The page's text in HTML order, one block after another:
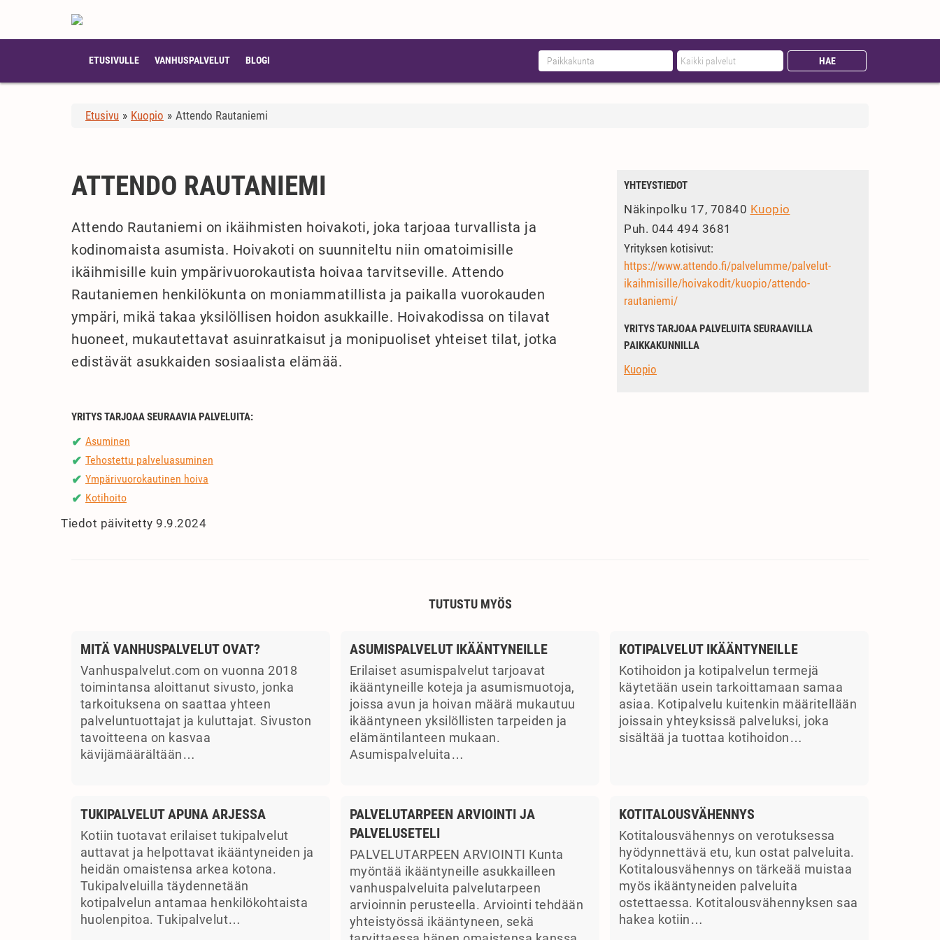
ETUSIVULLE VANHUSPALVELUT BLOGI
Etusivu » Kuopio » Attendo Rautaniemi
ATTENDO RAUTANIEMI
Attendo Rautaniemi on ikäihmisten hoivakoti, joka tarjoaa turvallista ja
kodinomaista asumista. Hoivakoti on suunniteltu niin omatoimisille
ikäihmisille kuin ympärivuorokautista hoivaa tarvitseville. Attendo
Rautaniemen henkilökunta on moniammatillista ja paikalla vuorokauden
ympäri, mikä takaa yksilöllisen hoidon asukkaille. Hoivakodissa on tilavat
huoneet, mukautettavat asuinratkaisut ja monipuoliset yhteiset tilat, jotka
edistävät asukkaiden sosiaalista elämää.
YRITYS TARJOAA SEURAAVIA PALVELUITA:
✔ Asuminen
✔ Tehostettu palveluasuminen
✔ Ympärivuorokautinen hoiva
✔ Kotihoito
Tiedot päivitetty 9.9.2024
YHTEYSTIEDOT
Näkinpolku 17, 70840 Kuopio
Puh. 044 494 3681
Yrityksen kotisivut:
https://www.attendo.fi/palvelumme/palvelut-
ikaihmisille/hoivakodit/kuopio/attendo-
rautaniemi/
YRITYS TARJOAA PALVELUITA SEURAAVILLA
PAIKKAKUNNILLA
Kuopio
TUTUSTU MYÖS
MITÄ VANHUSPALVELUT OVAT?
Vanhuspalvelut.com on vuonna 2018
toimintansa aloittanut sivusto, jonka
tarkoituksena on saattaa yhteen
palveluntuottajat ja kuluttajat. Sivuston
tavoitteena on kasvaa
kävijämäärältään…
ASUMISPALVELUT IKÄÄNTYNEILLE
Erilaiset asumispalvelut tarjoavat
ikääntyneille koteja ja asumismuotoja,
joissa avun ja hoivan määrä mukautuu
ikääntyneen yksilöllisten tarpeiden ja
elämäntilanteen mukaan.
Asumispalveluita…
KOTIPALVELUT IKÄÄNTYNEILLE
Kotihoidon ja kotipalvelun termejä
käytetään usein tarkoittamaan samaa
asiaa. Kotipalvelu kuitenkin määritellään
joissain yhteyksissä palveluksi, joka
sisältää ja tuottaa kotihoidon…
TUKIPALVELUT APUNA ARJESSA
Kotiin tuotavat erilaiset tukipalvelut
auttavat ja helpottavat ikääntyneiden ja
heidän omaistensa arkea kotona.
Tukipalveluilla täydennetään
kotipalvelun antamaa henkilökohtaista
huolenpitoa. Tukipalvelut…
PALVELUTARPEEN ARVIOINTI JA
PALVELUSETELI
PALVELUTARPEEN ARVIOINTI Kunta
myöntää ikääntyneille asukkailleen
vanhuspalveluita palvelutarpeen
arvioinnin perusteella. Arviointi tehdään
yhteistyössä ikääntyneen, sekä
KOTITALOUSVÄHENNYS
Kotitalousvähennys on verotuksessa
hyödynnettävä etu, kun ostat palveluita.
Kotitalousvähennys on tärkeää muistaa
myös ikääntyneiden palveluita
ostettaessa. Kotitalousvähennyksen saa
hakea kotiin…